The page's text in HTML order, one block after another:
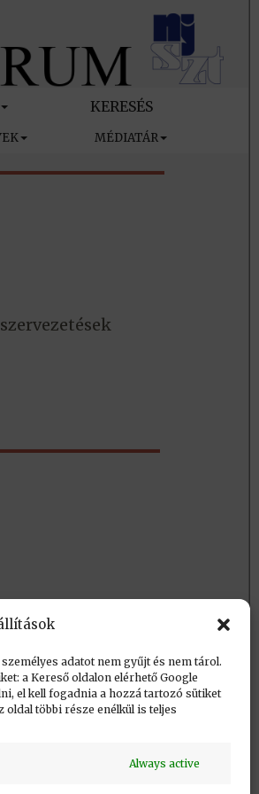
adatot nem gyűjt és nem tárol.
a Kereső oldalon elérhető Google
el kell fogadnia a hozzá tartozó sütiket
többi része enélkül is teljes
Always active
KERESÉS
MÉDIATÁR
a lap tetejére